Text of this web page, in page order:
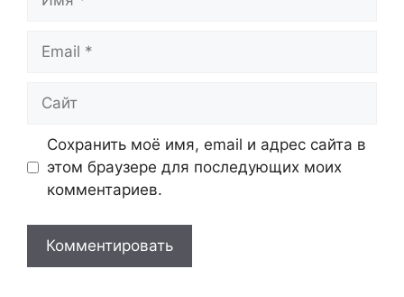
Email
Сайт
Сохранить моё имя, email и адрес сайта в
этом браузере для последующих моих
комментариев.